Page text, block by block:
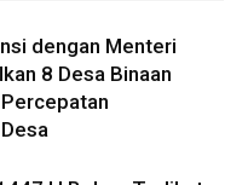
dengan Menteri
8 Desa Binaan